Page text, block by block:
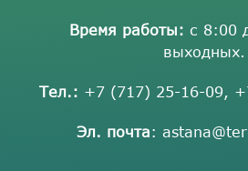
Время работы: с 8:00
выходных.
Тел.: +7 (717) 25-16-09,
Эл. почта: